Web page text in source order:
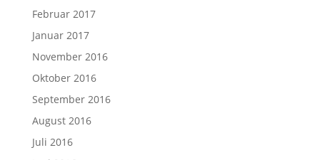
Februar 2017
Januar 2017
November 2016
Oktober 2016
September 2016
August 2016
Juli 2016